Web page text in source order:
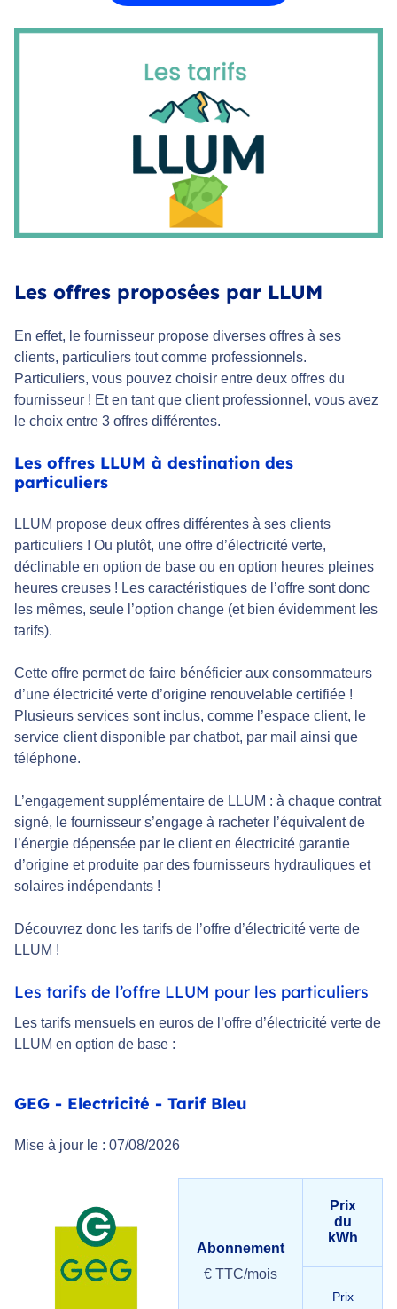
Les offres proposées par LLUM
En effet, le fournisseur propose diverses offres à ses
clients, particuliers tout comme professionnels.
Particuliers, vous pouvez choisir entre deux offres du
fournisseur ! Et en tant que client professionnel, vous avez
le choix entre 3 offres différentes.
Les offres LLUM à destination des
particuliers
LLUM propose deux offres différentes à ses clients
particuliers ! Ou plutôt, une offre d’électricité verte,
déclinable en option de base ou en option heures pleines
heures creuses ! Les caractéristiques de l’offre sont donc
les mêmes, seule l’option change (et bien évidemment les
tarifs).
Cette offre permet de faire bénéficier aux consommateurs
d’une électricité verte d’origine renouvelable certifiée !
Plusieurs services sont inclus, comme l’espace client, le
service client disponible par chatbot, par mail ainsi que
téléphone.
L’engagement supplémentaire de LLUM : à chaque contrat
signé, le fournisseur s’engage à racheter l’équivalent de
l’énergie dépensée par le client en électricité garantie
d’origine et produite par des fournisseurs hydrauliques et
solaires indépendants !
Découvrez donc les tarifs de l’offre d’électricité verte de
LLUM !
Les tarifs de l’offre LLUM pour les particuliers
Les tarifs mensuels en euros de l’offre d’électricité verte de
LLUM en option de base :
GEG - Electricité - Tarif Bleu
Mise à jour le : 07/08/2026
Abonnement
€ TTC/mois
Prix
du
kWh
Prix